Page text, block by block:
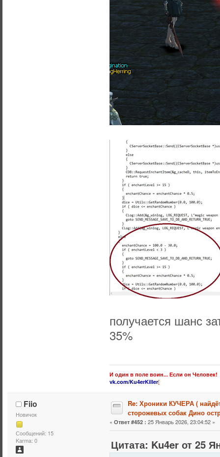
получается шанс
35%
И один в поле воин... Если он Человек!
vk.com/Ku4erKiller[
Fiio
Новичок
Сообщений: 15
Karma: 0
Re: Хроники КУЧЕРА (
сторожевых собак Дино
« Ответ #452 : 25 Январь 2026, 23:04:52 »
Цитата: Ku4er от 25